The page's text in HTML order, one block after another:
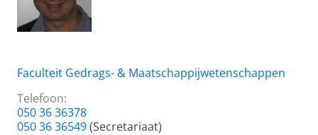
Faculteit Gedrags- & Maatschappijwetenschappen
Telefoon:
050 36 36378
050 36 36549(Secretariaat)